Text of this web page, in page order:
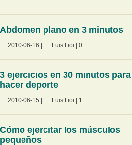
Abdomen plano en 3 minutos
2010-06-16 Luis Lioi 0
3 ejercicios en 30 minutos para
hacer deporte
2010-06-15 Luis Lioi 1
Cómo ejercitar los músculos
pequeños